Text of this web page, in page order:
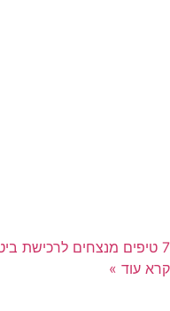
7 טיפים מנצחים לרכישת ביטוח נסיעות לחו"ל
קרא עוד »